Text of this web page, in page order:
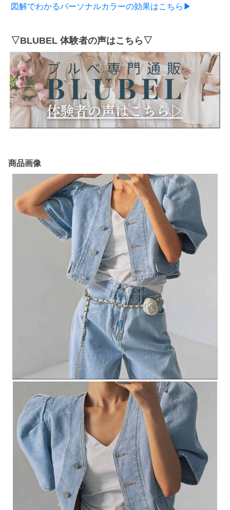
図解でわかるパーソナルカラーの効果はこちら▶
▽BLUBEL 体験者の声はこちら▽
商品画像